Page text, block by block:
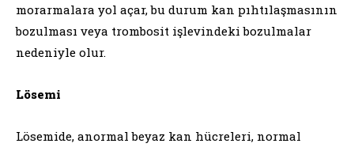
morarmalara yol açar, bu durum kan pıhtılaşmasının
bozulması veya trombosit işlevindeki bozulmalar
nedeniyle olur.
Lösemi
Lösemide, anormal beyaz kan hücreleri, normal